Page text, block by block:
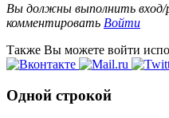
Вы должны выполнить
комментировать Войти
Также Вы можете войти
Одной строкой